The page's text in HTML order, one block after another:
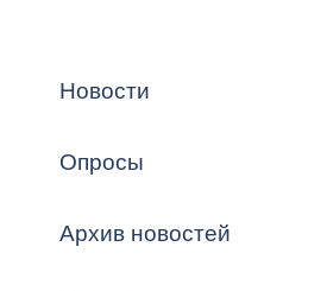
Новости
Опросы
Архив новостей